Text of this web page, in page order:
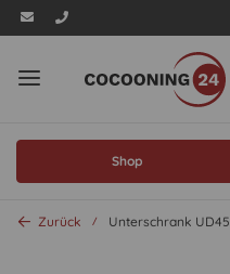
Shop
Zurück Unterschrank UD45